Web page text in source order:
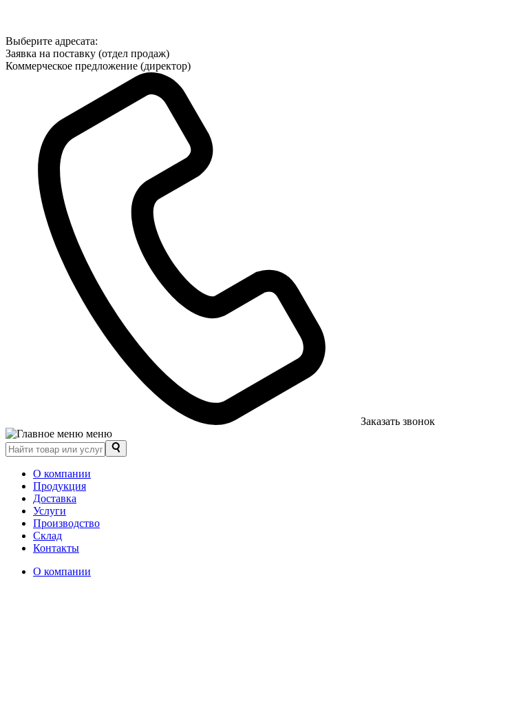
Выберите адресата:
Заявка на поставку (отдел продаж)
Коммерческое предложение (директор)
Заказать звонок
меню
О компании
Продукция
Доставка
Услуги
Производство
Склад
Контакты
О компании